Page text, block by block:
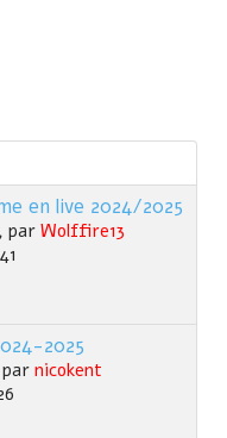
en live 2024/2025
parWolffire13
2025
par nicokent